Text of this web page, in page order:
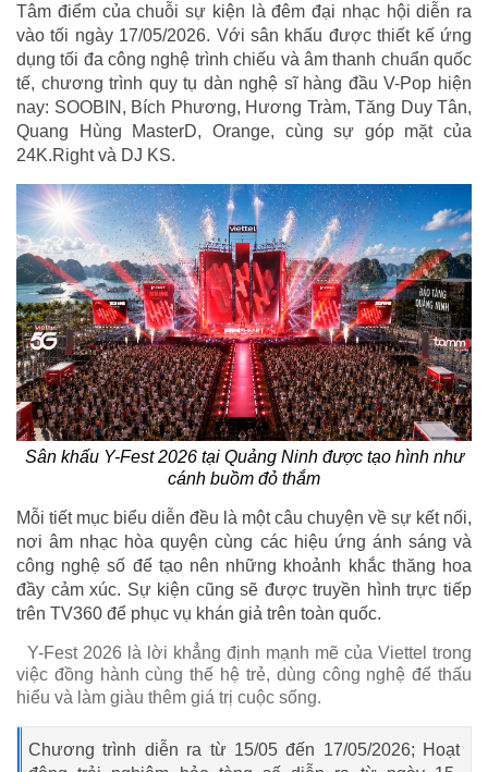
Tâm điểm của chuỗi sự kiện là đêm đại nhạc hội diễn ra
vào tối ngày 17/05/2026. Với sân khấu được thiết kế ứng
dụng tối đa công nghệ trình chiếu và âm thanh chuẩn quốc
tế, chương trình quy tụ dàn nghệ sĩ hàng đầu V-Pop hiện
nay: SOOBIN, Bích Phương, Hương Tràm, Tăng Duy Tân,
Quang Hùng MasterD, Orange, cùng sự góp mặt của
24K.Right và DJ KS.
Sân khấu Y-Fest 2026 tại Quảng Ninh được tạo hình như
cánh buồm đỏ thắm
Mỗi tiết mục biểu diễn đều là một câu chuyện về sự kết nối,
nơi âm nhạc hòa quyện cùng các hiệu ứng ánh sáng và
công nghệ số để tạo nên những khoảnh khắc thăng hoa
đầy cảm xúc. Sự kiện cũng sẽ được truyền hình trực tiếp
trên TV360 để phục vụ khán giả trên toàn quốc.
Y-Fest 2026 là lời khẳng định mạnh mẽ của Viettel trong
việc đồng hành cùng thế hệ trẻ, dùng công nghệ để thấu
hiểu và làm giàu thêm giá trị cuộc sống.
Chương trình diễn ra từ 15/05 đến 17/05/2026; Hoạt